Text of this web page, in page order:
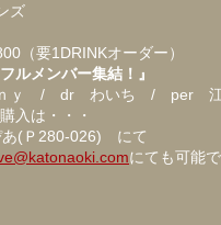
ズ
（要1DRINKオーダー）
フルメンバー集結！』
ｙ / dr わいち / per 江
入は・・・
あ(Ｐ280-026) にて
にても可能